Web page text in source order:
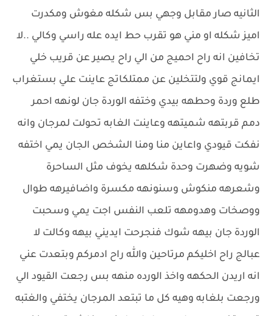
الثانيه صار مقابل وجهي بس شكله مغوش ومكدرت
اميز شكله او مني هو تقرب حط ايده عله راسي وكالي ..ﻻ
تخافين انه راح احميج من الي راح يصير عن قريب خلي
ايمانج قوي ولتتخلين عن ممتلكاتج عاينت علي بستغراب
طلع وردة وحطهه بيدي وختفه الوردة جان لونهه احمر
دمم قربتهه شميتهه وعاينت الغابه تحولت لمرجان وانه
نفكت قيودي واعاين منا ومنا الشخص الجان يمي اختفه
شويه وضهرت وحدة شكلهه يخوف مثل الساحرة
وشعرهه منكوش وسنونهه مكسرة واضافيرهه طوال
ووصخات وهدومهه تلعب النفس اجت يمي وسحبت
الوردة جان بيهه شوك فنجرحت ايديني بيهه وكالت ﻻ
عبالج راح اخليكم مرتاحين والله راح ادمركم وبتعدت عني
انه اريدن الحكهه واخذ الورده منهه بس رجعت القيود الي
ورجعت بلغابه وهيه كل ما تبتعد المرجان يختفي والغتبه